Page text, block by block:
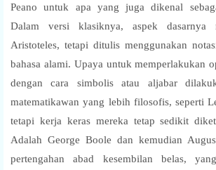
Peano untuk apa yang juga dikenal
Dalam versi klasiknya, aspek dasarnya
Aristoteles, tetapi ditulis menggunakan
bahasa alami. Upaya untuk memperlakukan
dengan cara simbolis atau aljabar
matematikawan yang lebih filosofis, seperti
tetapi kerja keras mereka tetap sedikit
Adalah George Boole dan kemudian
pertengahan abad kesembilan belas,